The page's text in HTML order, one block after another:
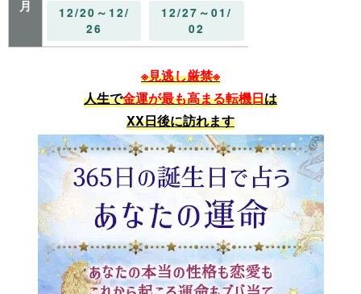
月
12/20～12/
26
12/27～01/
02
※見逃し厳禁※
人生で金運が最も高まる転機日は
XX日後に訪れます